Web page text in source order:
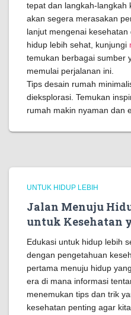
tepat dan langkah-langkah
akan segera merasakan
lanjut mengenai
hidup lebih sehat, kunjungi
temukan berbagai sumber
memulai perjalanan ini.
Tips desain rumah
dieksplorasi. Temukan
rumah makin nyaman dan
UNTUK HIDUP LEBIH
Jalan Menuju
untuk Kesehatan
Edukasi untuk hidup lebih
dengan pengetahuan
pertama menuju hidup
era di mana informasi
menemukan tips dan trik
kesehatan penting agar